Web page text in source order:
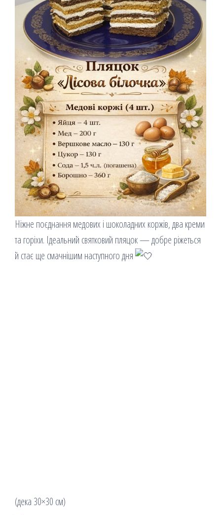
Ніжне поєднання медових і шоколадних коржів, два креми
та горіхи. Ідеальний святковий пляцок — добре ріжеться
й стає ще смачнішим наступного дня
(дека 30×30 см)